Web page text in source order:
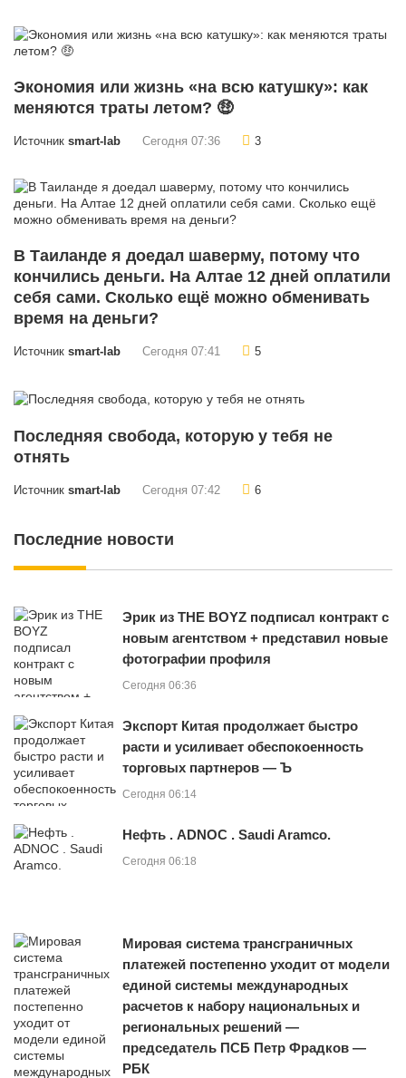
Экономия или жизнь «на всю катушку»: как
меняются траты летом? 🤑
Источник smart-lab Сегодня 07:36 3
В Таиланде я доедал шаверму, потому что
кончились деньги. На Алтае 12 дней оплатили
себя сами. Сколько ещё можно обменивать
время на деньги?
Источник smart-lab Сегодня 07:41 5
Последняя свобода, которую у тебя не
отнять
Источник smart-lab Сегодня 07:42 6
Последние новости
Эрик из THE BOYZ подписал контракт с
новым агентством + представил новые
фотографии профиля
Сегодня 06:36
Экспорт Китая продолжает быстро
расти и усиливает обеспокоенность
торговых партнеров — Ъ
Сегодня 06:14
Нефть . ADNOC . Saudi Aramco.
Сегодня 06:18
Мировая система трансграничных
платежей постепенно уходит от модели
единой системы международных
расчетов к набору национальных и
региональных решений —
председатель ПСБ Петр Фрадков —
РБК